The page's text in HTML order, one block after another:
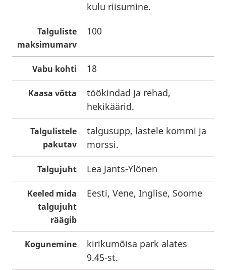
kulu riisumine.
Talguliste
maksimumarv
100
Vabu kohti 18
Kaasa võtta
töökindad ja rehad,
hekikäärid.
Talgulistele
pakutav
talgusupp, lastele kommi ja
morssi.
Talgujuht Lea Jants-Ylönen
Keeled mida
talgujuht
räägib
Eesti, Vene, Inglise, Soome
Kogunemine
kirikumõisa park alates
9.45-st.